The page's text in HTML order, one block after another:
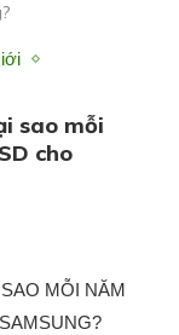
sao mỗi
cho
MỖI NĂM